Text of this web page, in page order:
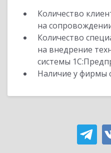
Количество
на
Количество
на внедрение
системы
Наличие у фирмы